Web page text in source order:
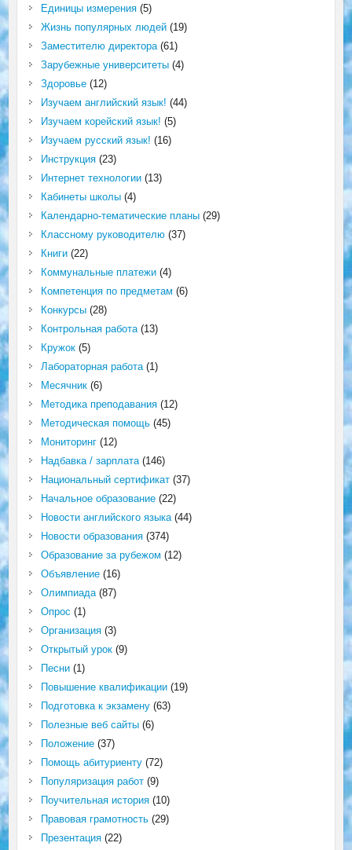
Единицы измерения(5)
Жизнь популярных людей(19)
Заместителю директора(61)
Зарубежные университеты(4)
Здоровье(12)
Изучаем английский язык! (44)
Изучаем корейский язык! (5)
Изучаем русский язык! (16)
Инструкция(23)
Интернет технологии(13)
Кабинеты школы(4)
Календарно-тематические планы(29)
Классному руководителю(37)
Книги(22)
Коммунальные платежи(4)
Компетенция по предметам (6)
Конкурсы(28)
Контрольная работа(13)
Кружок(5)
Лабораторная работа(1)
Месячник(6)
Методика преподавания(12)
Методическая помощь(45)
Мониторинг(12)
Надбавка / зарплата(146)
Национальный сертификат(37)
Начальное образование(22)
Новости английского языка(44)
Новости образования(374)
Образование за рубежом (12)
Объявление(16)
Олимпиада(87)
Опрос (1)
Организация(3)
Открытый урок(9)
Песни(1)
Повышение квалификации(19)
Подготовка к экзамену(63)
Полезные веб сайты(6)
Положение(37)
Помощь абитуриенту(72)
Популяризация работ(9)
Поучительная история(10)
Правовая грамотность(29)
Презентация(22)